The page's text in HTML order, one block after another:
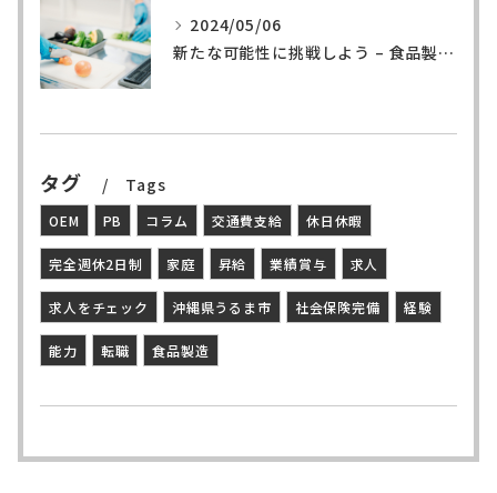
2024/05/06
新たな可能性に挑戦しよう – 食品製造の世界へ
タグ Tags
OEM PB コラム 交通費支給 休日休暇
完全週休2日制 家庭 昇給 業績賞与 求人
求人をチェック 沖縄県うるま市 社会保険完備 経験
能力 転職 食品製造